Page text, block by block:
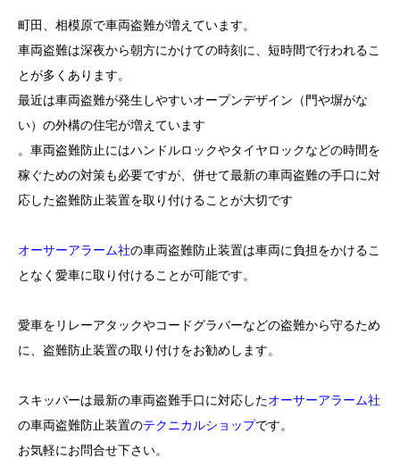
町田、相模原で車両盗難が増えています。
車両盗難は深夜から朝方にかけての時刻に、短時間で行われるこ
とが多くあります。
最近は車両盗難が発生しやすいオープンデザイン（門や塀がな
い）の外構の住宅が増えています
。車両盗難防止にはハンドルロックやタイヤロックなどの時間を
稼ぐための対策も必要ですが、併せて最新の車両盗難の手口に対
応した盗難防止装置を取り付けることが大切です
オーサーアラーム社の車両盗難防止装置は車両に負担をかけるこ
となく愛車に取り付けることが可能です。
愛車をリレーアタックやコードグラバーなどの盗難から守るため
に、盗難防止装置の取り付けをお勧めします。
スキッパーは最新の車両盗難手口に対応したオーサーアラーム社
の車両盗難防止装置のテクニカルショップです。
お気軽にお問合せ下さい。